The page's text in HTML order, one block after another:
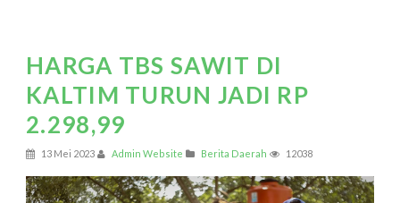
HARGA TBS SAWIT DI
KALTIM TURUN JADI RP
2.298,99
13 Mei 2023 Admin Website Berita Daerah 12038